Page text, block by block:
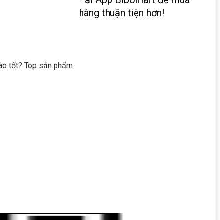
tốt? Top sản phẩm
hàng thuận tiện hơn!